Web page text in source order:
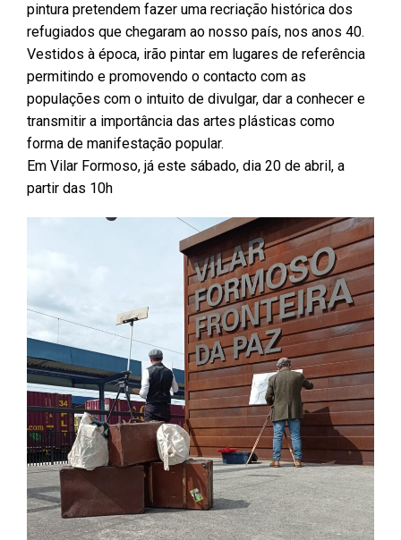
pintura pretendem fazer uma recriação histórica dos
refugiados que chegaram ao nosso país, nos anos 40.
Vestidos à época, irão pintar em lugares de referência
permitindo e promovendo o contacto com as
populações com o intuito de divulgar, dar a conhecer e
transmitir a importância das artes plásticas como
forma de manifestação popular.
Em Vilar Formoso, já este sábado, dia 20 de abril, a
partir das 10h